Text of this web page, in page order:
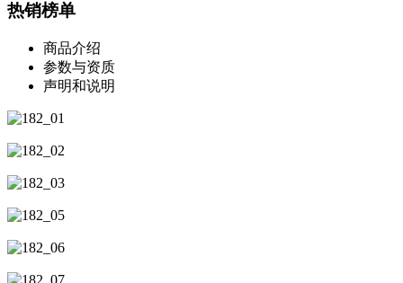
热销榜单
商品介绍
参数与资质
声明和说明